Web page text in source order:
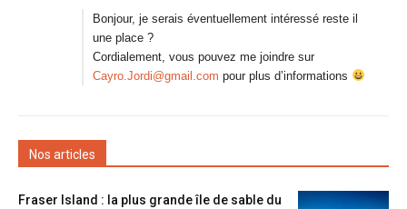
Bonjour, je serais éventuellement intéressé reste il
une place ?
Cordialement, vous pouvez me joindre sur
Cayro.Jordi@gmail.com pour plus d’informations
Nos articles
Fraser Island : la plus grande île de sable du